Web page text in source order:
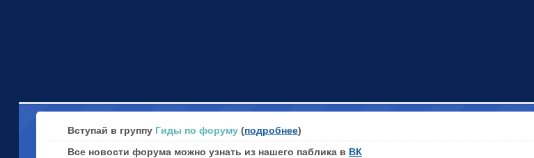
Вступай в группу Гиды по форуму (подробнее)
Все новости форума можно узнать из нашего паблика в ВК